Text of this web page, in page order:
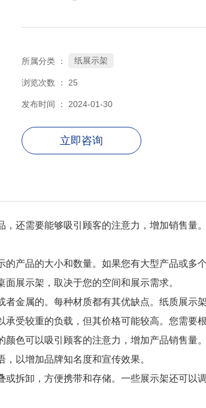
所属分类 ： 纸展示架
浏览次数 ： 25
发布时间 ： 2024-01-30
立即咨询
还需要能够吸引顾客的注意力，增加销售量
产品的大小和数量。如果您有大型产品或多
展示架，取决于您的空间和展示需求。
金属的。每种材质都有其优缺点。纸质展示
受较重的负载，但其价格可能较高。您需要
色可以吸引顾客的注意力，增加产品销售量
以增加品牌知名度和宣传效果。
拆卸，方便携带和存储。一些展示架还可以